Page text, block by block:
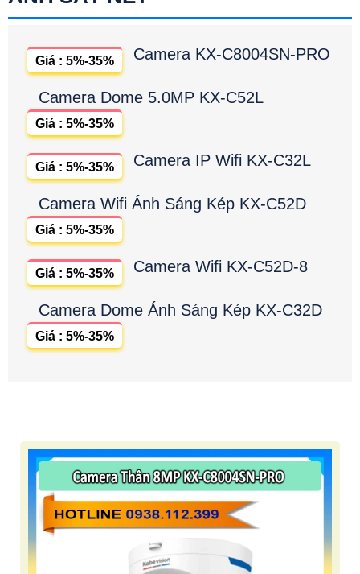
Camera KX-C8004SN-PRO
Giá : 5%-35%
Camera Dome 5.0MP KX-C52L
Giá : 5%-35%
Camera IP Wifi KX-C32L
Giá : 5%-35%
Camera Wifi Ánh Sáng Kép KX-C52D
Giá : 5%-35%
Camera Wifi KX-C52D-8
Giá : 5%-35%
Camera Dome Ánh Sáng Kép KX-C32D
Giá : 5%-35%